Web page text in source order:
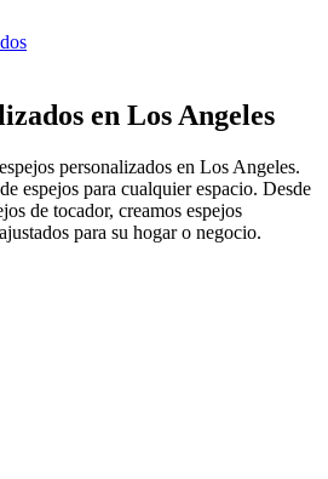
en Los Angeles
personalizados en Los Angeles.
espejos para cualquier espacio. Desde
de tocador, creamos espejos
para su hogar o negocio.